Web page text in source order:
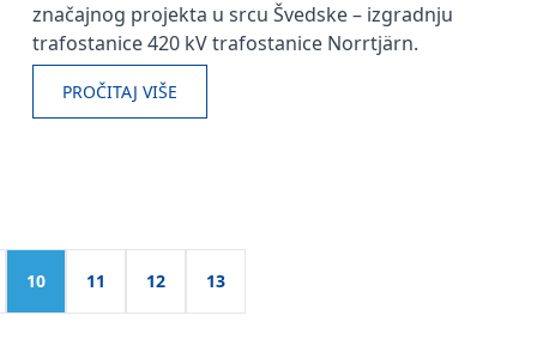
značajnog projekta u srcu Švedske – izgradnju
trafostanice 420 kV trafostanice Norrtjärn.
PROČITAJ VIŠE
Posts
pagination
10 11 12 13